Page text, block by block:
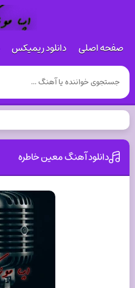
صفحه اصلی دانلود ریمیکس
دانلود آهنگ معین خاطره